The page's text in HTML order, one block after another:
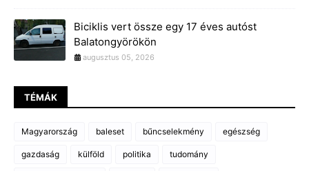
Biciklis vert össze egy 17 éves autóst
Balatongyörökön
augusztus 05, 2026
TÉMÁK
Magyarország baleset bűncselekmény egészség
gazdaság külföld politika tudomány